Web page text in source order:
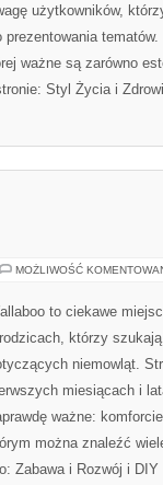
użytkowników,
prezentowania
ważne są zarówno
Styl Życia i
MOŻLIWOŚĆ
to ciekawe
którzy
niemowląt.
miesiącach i
ważne:
można znaleźć
Zabawa i Rozwój i